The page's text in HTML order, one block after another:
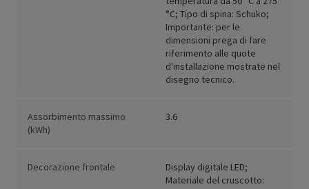
°C; Tipo di spina: Schuko;
Importante: per le
dimensioni prega di fare
riferimento alle quote
d'installazione mostrate nel
disegno tecnico.
Assorbimento massimo
(kWh)
3.6
Decorazione frontale
Display digitale LED;
Materiale del cruscotto: